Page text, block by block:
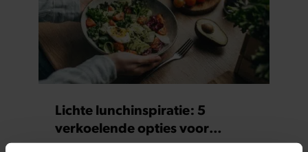
Lichte lunchinspiratie: 5
verkoelende opties voor
warme dagen